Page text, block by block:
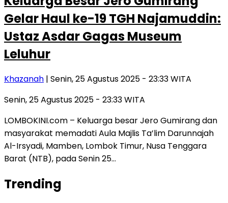
Gelar Haul ke-19 TGH Najamuddin:
Ustaz Asdar Gagas Museum
Leluhur
Khazanah | Senin, 25 Agustus 2025 - 23:33 WITA
Senin, 25 Agustus 2025 - 23:33 WITA
LOMBOKINI.com – Keluarga besar Jero Gumirang dan
masyarakat memadati Aula Majlis Ta’lim Darunnajah
Al-Irsyadi, Mamben, Lombok Timur, Nusa Tenggara
Barat (NTB), pada Senin 25…
Trending